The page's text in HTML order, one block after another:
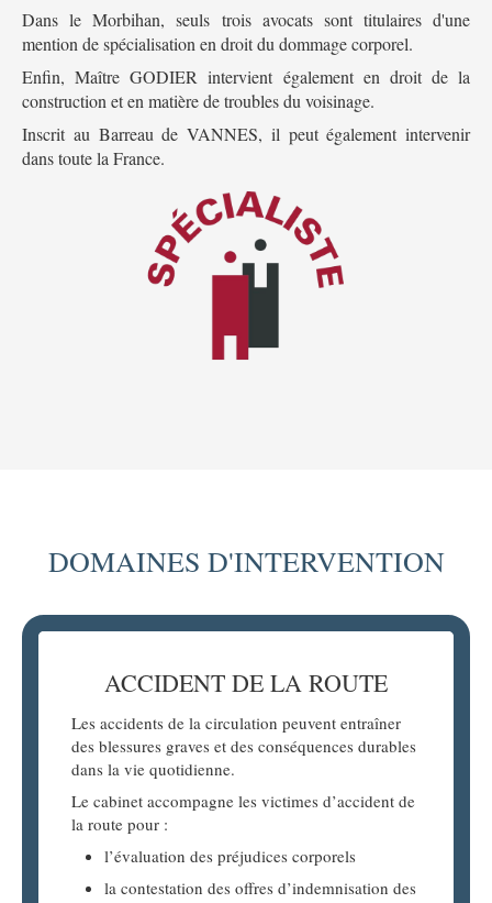
Dans le Morbihan, seuls trois avocats sont titulaires d'une
mention de spécialisation en droit du dommage corporel.
Enfin, Maître GODIER intervient également en droit de la
construction et en matière de troubles du voisinage.
Inscrit au Barreau de VANNES, il peut également intervenir
dans toute la France.
DOMAINES D'INTERVENTION
ACCIDENT DE LA ROUTE
​​​​​​Les accidents de la circulation peuvent entraîner
des blessures graves et des conséquences durables
dans la vie quotidienne.
Le cabinet accompagne les victimes d’accident de
la route pour :
l’évaluation des préjudices corporels
la contestation des offres d’indemnisation des